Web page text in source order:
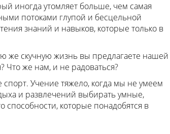
иногда утомляет больше, чем самая
потоками глупой и бесцельной
знаний и навыков, которые только в
же скучную жизнь вы предлагаете нашей
Что же нам, и не радоваться?
Учение тяжело, когда мы не умеем
и развлечений выбирать умные,
способности, которые понадобятся в